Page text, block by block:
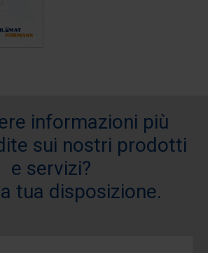
informazioni più
sui nostri prodotti
e servizi?
tua disposizione.